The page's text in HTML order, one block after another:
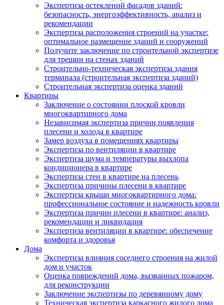
Экспертиза остеклений фасадов зданий:
безопасность, энергоэффективность, анализ и
рекомендации
Экспертиза расположения строений на участке:
оптимальное размещение зданий и сооружений
Получите заключение по строительной экспертизе
для трещин на стенах зданий
Строительно-техническая экспертиза здания
терминала (строительная экспертиза зданий)
Строительная экспертиза оценка зданий
Квартиры
Заключение о состоянии плоской кровли
многоквартирного дома
Независимая экспертиза причин появления
плесени и холода в квартире
Замер воздуха в помещениях квартиры
Экспертиза по вентиляции в квартире
Экспертиза шума и температуры выхлопа
кондиционера в квартире
Экспертиза стен в квартире на плесень
Экспертиза причины плесени в квартире
Экспертиза крыши многоквартирного дома:
профессиональное состояние и надежность кровли
Экспертиза причин плесени в квартире: анализ,
рекомендации и ликвидация
Экспертиза вентиляции в квартире: обеспечение
комфорта и здоровья
Дома
Экспертиза влияния соседнего строения на жилой
дом и участок
Оценка повреждений дома, вызванных пожаром,
для реконструкции
Заключение экспертизы по деревянному дому
Техническая экспертиза каркасного жилого дома